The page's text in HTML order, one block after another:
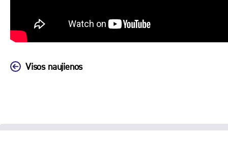
Visos naujienos